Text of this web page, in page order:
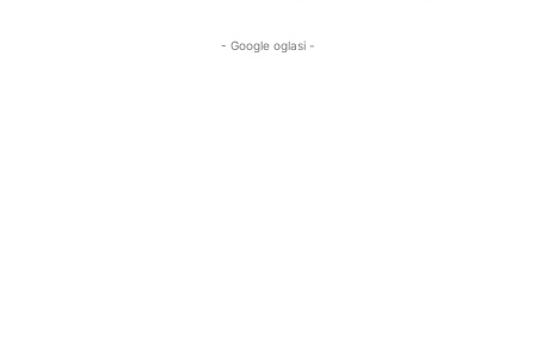
- Google oglasi -